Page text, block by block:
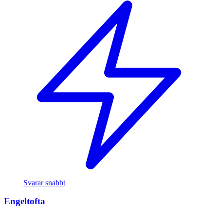
Svarar snabbt
Engeltofta